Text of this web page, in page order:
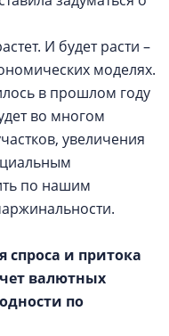
И будет расти –
моделях.
в прошлом году
во многом
увеличения
по нашим
и притока
валютных
по